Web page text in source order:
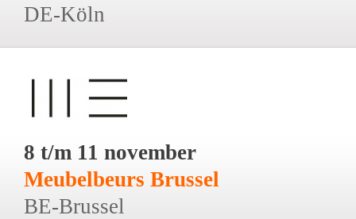
DE-Köln
8 t/m 11 november
Meubelbeurs Brussel
BE-Brussel